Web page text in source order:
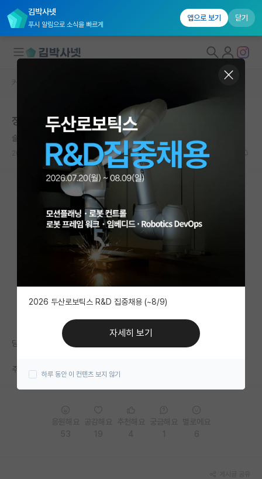
김박사넷
푸시 알림으로 소식을 빠르게
앱으로 보기 닫기
국내대학원 정보
연구실&오픈랩
커뮤니티
커뮤니티 홈
전체글보기
베스트 게시판
IF 명예의전당
자유 게시판(아무개랩)
미국 유학 게시판
미국 대학원 합격 후기 게시판
대학원 합격 후기 게시판
커뮤니티 홈
정출연 포닥 권고사직
슬기로운 카를 가우스
2023.09.06
27 17318
당함. 연말까지만 있으라는데 하반기 안에 취업이 되려나 골아프다.
주변 포닥들 다들 권고사직. 정출연 연구비 삭감 직격탄 맞음.
2026 두산로보틱스 R&D 집중채용 (~8/9)
자세히 보기
하루 동안 이 컨텐츠 보지 않기